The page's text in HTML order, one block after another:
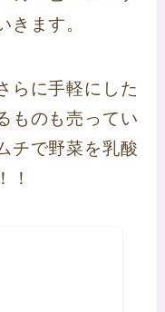
きます。
らに手軽にした
ものも売ってい
チで野菜を乳酸
！